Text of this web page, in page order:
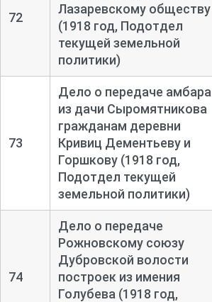
72
Лазаревскому обществу
(1918 год, Подотдел
текущей земельной
политики)
73
Дело о передаче амбара
из дачи Сыромятникова
гражданам деревни
Кривиц Дементьеву и
Горшкову (1918 год,
Подотдел текущей
земельной политики)
74
Дело о передаче
Рожновскому союзу
Дубровской волости
построек из имения
Голубева (1918 год,